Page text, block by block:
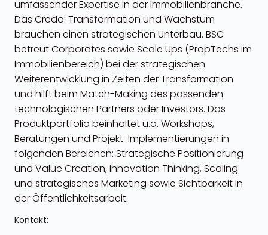
umfassender Expertise in der Immobilienbranche.
Das Credo: Transformation und Wachstum
brauchen einen strategischen Unterbau. BSC
betreut Corporates sowie Scale Ups (PropTechs im
Immobilienbereich) bei der strategischen
Weiterentwicklung in Zeiten der Transformation
und hilft beim Match-Making des passenden
technologischen Partners oder Investors. Das
Produktportfolio beinhaltet u.a. Workshops,
Beratungen und Projekt-Implementierungen in
folgenden Bereichen: Strategische Positionierung
und Value Creation, Innovation Thinking, Scaling
und strategisches Marketing sowie Sichtbarkeit in
der Öffentlichkeitsarbeit.
Kontakt: